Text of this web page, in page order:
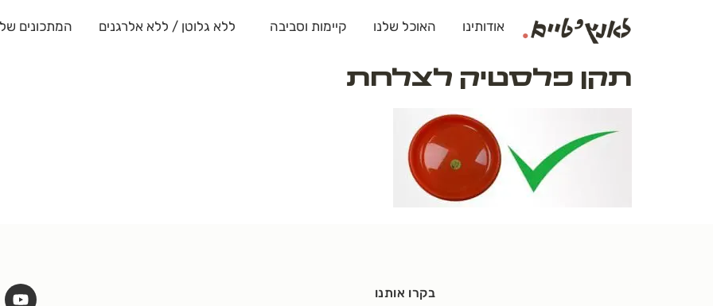
אודותינו האוכל שלנו קיימות וסביבה ללא גלוטן / ללא אלרגנים המתכונים
תקן פלסטיק לצלחת
בקרו אותנו